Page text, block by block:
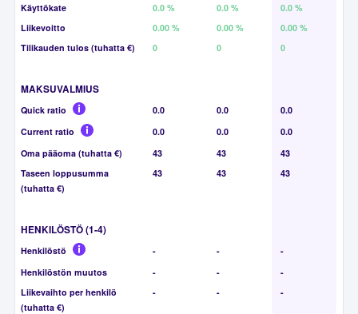
Käyttökate
0.0 % 0.0 %
0.0 %
Liikevoitto
0.00 % 0.00 %
0.00 %
Tilikauden tulos (tuhatta €)
0 0 0
MAKSUVALMIUS
Quick ratio 0.0 0.0
0.0
Current ratio
0.0 0.0
0.0
Oma pääoma (tuhatta €)
43 43
43
Taseen loppusumma
(tuhatta €)
43 43 43
HENKILÖSTÖ (1-4)
Henkilöstö - -
-
Henkilöstön muutos
- -
-
Liikevaihto per henkilö
(tuhatta €)
- - -